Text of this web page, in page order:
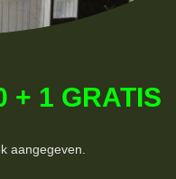
+ 1 GRATIS
aangegeven.